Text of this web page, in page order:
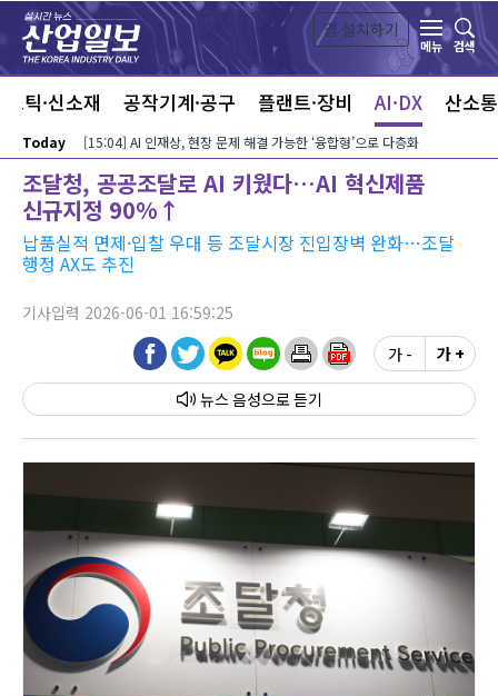
본문 바로가기
앱 설치하기
메뉴
검색
틱·신소재 공작기계·공구 플랜트·장비 AI·DX 산소통
Today [15:04] AI 인재상, 현장 문제 해결 가능한 ‘융합형’으로 다층화
조달청, 공공조달로 AI 키웠다…AI 혁신제품
신규지정 90%↑
납품실적 면제·입찰 우대 등 조달시장 진입장벽 완화…조달
행정 AX도 추진
기사입력 2026-06-01 16:59:25
뉴스 음성
가 - 가 +